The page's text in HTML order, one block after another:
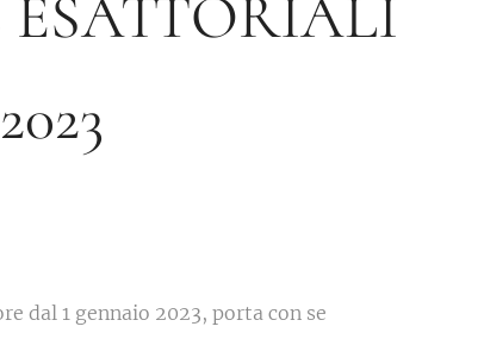
dal 1 gennaio 2023, porta con se